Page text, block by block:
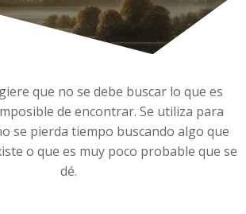
que no se debe buscar lo que es
de encontrar. Se utiliza para
se pierda tiempo buscando algo que
o que es muy poco probable que se
dé.